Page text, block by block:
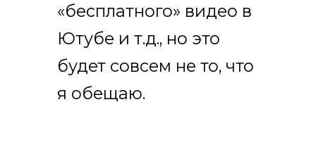
«бесплатного» видео в
Ютубе и т.д., но это
будет совсем не то, что
я обещаю.